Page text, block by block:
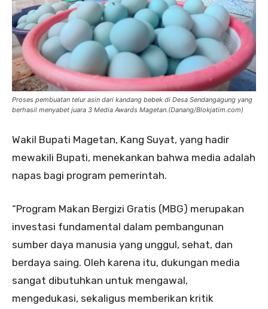
Proses pembuatan telur asin dari kandang bebek di Desa Sendangagung yang
berhasil menyabet juara 3 Media Awards Magetan.(Danang/Blokjatim.com)
Wakil Bupati Magetan, Kang Suyat, yang hadir
mewakili Bupati, menekankan bahwa media adalah
napas bagi program pemerintah.
“Program Makan Bergizi Gratis (MBG) merupakan
investasi fundamental dalam pembangunan
sumber daya manusia yang unggul, sehat, dan
berdaya saing. Oleh karena itu, dukungan media
sangat dibutuhkan untuk mengawal,
mengedukasi, sekaligus memberikan kritik